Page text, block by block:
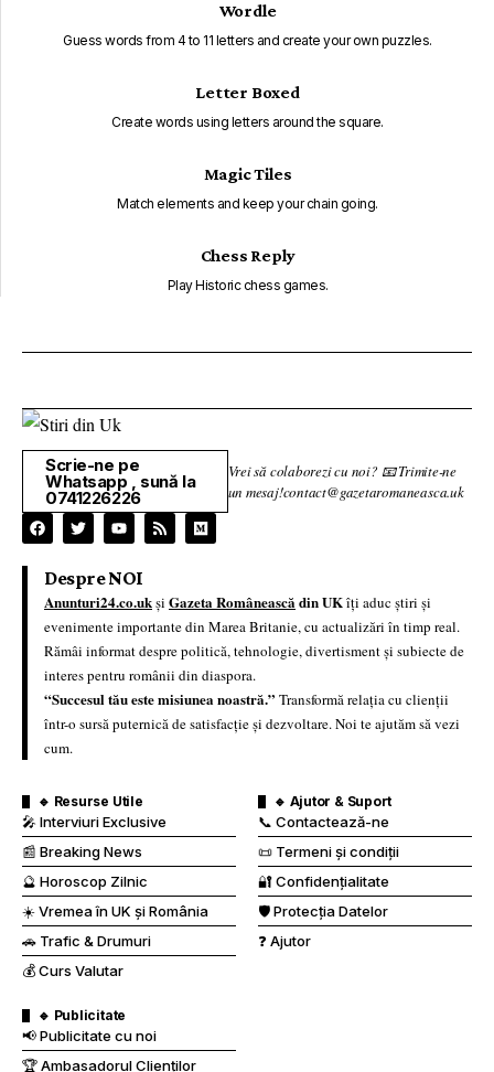
Wordle
Guess words from 4 to 11 letters and create your own puzzles.
Letter Boxed
Create words using letters around the square.
Magic Tiles
Match elements and keep your chain going.
Chess Reply
Play Historic chess games.
Scrie-ne pe
Whatsapp , sună la
0741226226
Vrei să colaborezi cu noi? 📧 Trimite-ne
un mesaj!contact@gazetaromaneasca.uk
Despre NOI
Anunturi24.co.ukși Gazeta Româneascădin UKîți aduc știri și
evenimente importante din Marea Britanie, cu actualizări în timp real.
Rămâi informat despre politică, tehnologie, divertisment și subiecte de
interes pentru românii din diaspora.
“Succesul tău este misiunea noastră.” Transformă relația cu clienții
într-o sursă puternică de satisfacție și dezvoltare. Noi te ajutăm să vezi
cum.
🔹 Resurse Utile
🎤 Interviuri Exclusive
📰 Breaking News
🔮 Horoscop Zilnic
☀️ Vremea în UK și România
🚗 Trafic & Drumuri
💰 Curs Valutar
🔹 Ajutor & Suport
📞 Contactează-ne
📜 Termeni și condiții
🔐 Confidențialitate
🛡️ Protecția Datelor
❓ Ajutor
🔹 Publicitate
📢 Publicitate cu noi
🏆 Ambasadorul Clienților